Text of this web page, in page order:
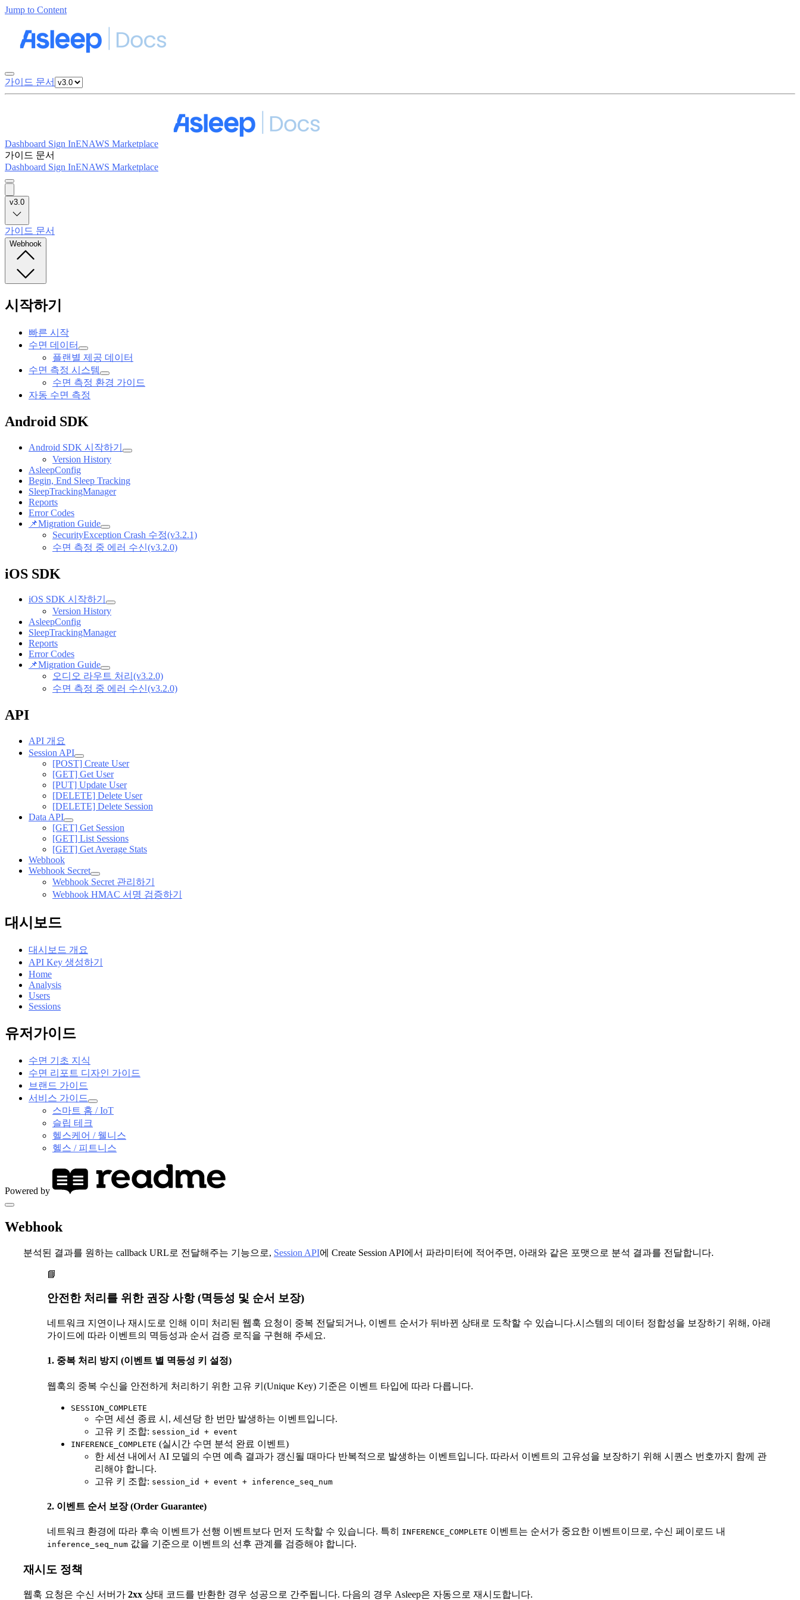
Jump to Content
가이드 문서
Dashboard Sign InENAWS Marketplace
가이드 문서
Dashboard Sign InENAWS Marketplace
v3.0
가이드 문서
Webhook
시작하기
빠른 시작
수면 데이터
플랜별 제공 데이터
수면 측정 시스템
수면 측정 환경 가이드
자동 수면 측정
Android SDK
Android SDK 시작하기
Version History
AsleepConfig
Begin, End Sleep Tracking
SleepTrackingManager
Reports
Error Codes
📌Migration Guide
SecurityException Crash 수정(v3.2.1)
수면 측정 중 에러 수신(v3.2.0)
iOS SDK
iOS SDK 시작하기
Version History
AsleepConfig
SleepTrackingManager
Reports
Error Codes
📌Migration Guide
오디오 라우트 처리(v3.2.0)
수면 측정 중 에러 수신(v3.2.0)
API
API 개요
Session API
[POST] Create User
[GET] Get User
[PUT] Update User
[DELETE] Delete User
[DELETE] Delete Session
Data API
[GET] Get Session
[GET] List Sessions
[GET] Get Average Stats
Webhook
Webhook Secret
Webhook Secret 관리하기
Webhook HMAC 서명 검증하기
대시보드
대시보드 개요
API Key 생성하기
Home
Analysis
Users
Sessions
유저가이드
수면 기초 지식
수면 리포트 디자인 가이드
브랜드 가이드
서비스 가이드
스마트 홈 / IoT
슬립 테크
헬스케어 / 웰니스
헬스 / 피트니스
Powered by
Webhook
분석된 결과를 원하는 callback URL로 전달해주는 기능으로, Session API에 Create Session API에서 파라미터에 적어주면, 아래와 같은 포맷으로 분석 결과를 전달합니다.
📘
안전한 처리를 위한 권장 사항 (멱등성 및 순서 보장)
네트워크 지연이나 재시도로 인해 이미 처리된 웹훅 요청이 중복 전달되거나, 이벤트 순서가 뒤바뀐 상태로 도착할 수 있습니다.시스템의 데이터 정합성을 보장하기 위해, 아래
가이드에 따라 이벤트의 멱등성과 순서 검증 로직을 구현해 주세요.
1. 중복 처리 방지 (이벤트 별 멱등성 키 설정)
웹훅의 중복 수신을 안전하게 처리하기 위한 고유 키(Unique Key) 기준은 이벤트 타입에 따라 다릅니다.
SESSION_COMPLETE
수면 세션 종료 시, 세션당 한 번만 발생하는 이벤트입니다.
고유 키 조합: session_id + event
INFERENCE_COMPLETE (실시간 수면 분석 완료 이벤트)
한 세션 내에서 AI 모델의 수면 예측 결과가 갱신될 때마다 반복적으로 발생하는 이벤트입니다. 따라서 이벤트의 고유성을 보장하기 위해 시퀀스 번호까지 함께 관
리해야 합니다.
고유 키 조합: session_id + event + inference_seq_num
2. 이벤트 순서 보장 (Order Guarantee)
네트워크 환경에 따라 후속 이벤트가 선행 이벤트보다 먼저 도착할 수 있습니다. 특히 INFERENCE_COMPLETE 이벤트는 순서가 중요한 이벤트이므로, 수신 페이로드 내
inference_seq_num 값을 기준으로 이벤트의 선후 관계를 검증해야 합니다.
재시도 정책
웹훅 요청은 수신 서버가 2xx 상태 코드를 반환한 경우 성공으로 간주됩니다. 다음의 경우 Asleep은 자동으로 재시도합니다.